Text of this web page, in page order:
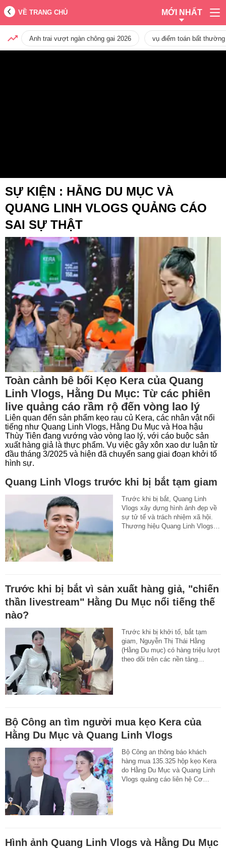
VỀ TRANG CHỦ MỚI NHẤT
Anh trai vượt ngàn chông gai 2026 vụ điểm toán bất
SỰ KIỆN : HẰNG DU MỤC VÀ
QUANG LINH VLOGS QUẢNG CÁO
SAI SỰ THẬT
Toàn cảnh bê bối Kẹo Kera của Quang
Linh Vlogs, Hằng Du Mục: Từ các phiên
live quảng cáo rầm rộ đến vòng lao lý
Liên quan đến sản phẩm kẹo rau củ Kera, các nhân vật nổi
tiếng như Quang Linh Vlogs, Hằng Du Mục và Hoa hậu
Thùy Tiên đang vướng vào vòng lao lý, với cáo buộc sản
xuất hàng giả là thực phẩm. Vụ việc gây xôn xao dư luận từ
đầu tháng 3/2025 và hiện đã chuyển sang giai đoạn khởi tố
hình sự.
Quang Linh Vlogs trước khi bị bắt tạm giam
Trước khi bị bắt, Quang Linh
Vlogs xây dựng hình ảnh đẹp về
sự tử tế và trách nhiệm xã hội.
Thương hiệu Quang Linh Vlogs…
Trước khi bị bắt vì sản xuất hàng giả, "chiến
thần livestream" Hằng Du Mục nổi tiếng thế
nào?
Trước khi bị khởi tố, bắt tạm
giam, Nguyễn Thị Thái Hằng
(Hằng Du mục) có hàng triệu lượt
theo dõi trên các nền tảng…
Bộ Công an tìm người mua kẹo Kera của
Hằng Du Mục và Quang Linh Vlogs
Bộ Công an thông báo khách
hàng mua 135.325 hộp kẹo Kera
do Hằng Du Mục và Quang Linh
Vlogs quảng cáo liên hệ Cơ…
Hình ảnh Quang Linh Vlogs và Hằng Du Mục